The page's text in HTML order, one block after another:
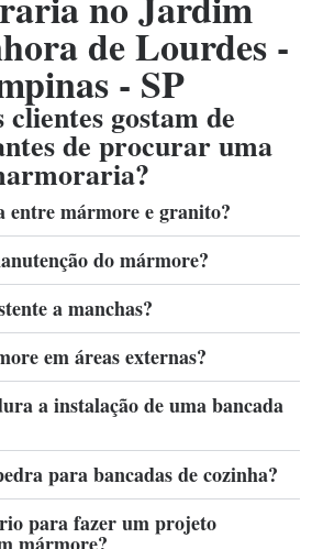
de Lourdes -
- SP
clientes gostam de
de procurar uma
entre mármore e granito?
do mármore?
a manchas?
em áreas externas?
a instalação de uma bancada
para bancadas de cozinha?
para fazer um projeto